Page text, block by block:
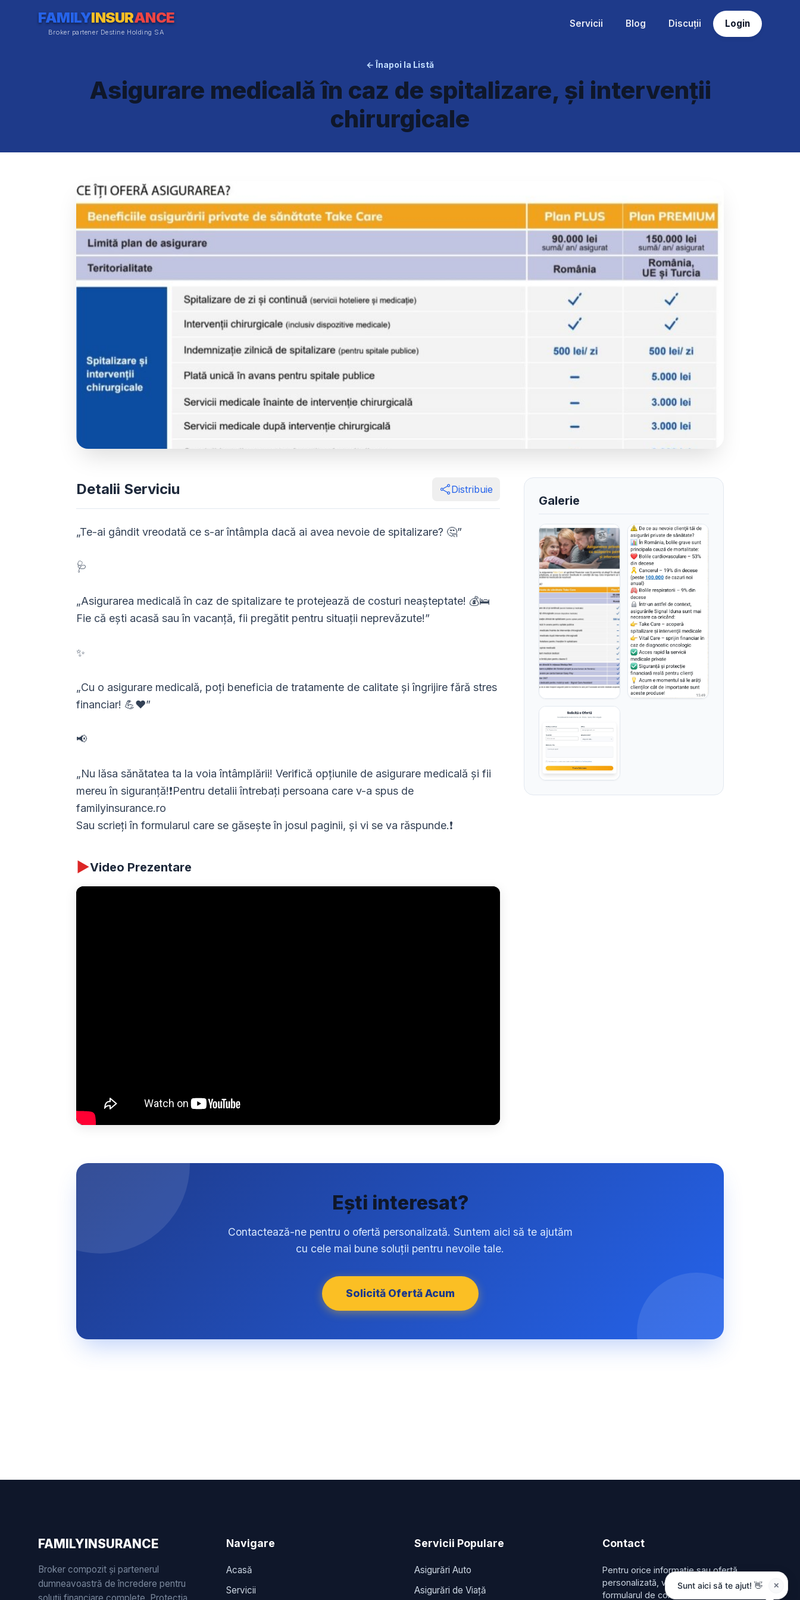
FAMILYINSURANCE
Broker partener Destine Holding SA
Servicii Blog Discuții Login
← Înapoi la Listă
Asigurare medicală în caz de spitalizare, și intervenții
chirurgicale
Detalii Serviciu Distribuie
„Te-ai gândit vreodată ce s-ar întâmpla dacă ai avea nevoie de spitalizare? 🤔”
🩺
„Asigurarea medicală în caz de spitalizare te protejează de costuri neașteptate! 💰🛌
Fie că ești acasă sau în vacanță, fii pregătit pentru situații neprevăzute!”
✨
„Cu o asigurare medicală, poți beneficia de tratamente de calitate și îngrijire fără stres
financiar! 💪❤️”
📢
„Nu lăsa sănătatea ta la voia întâmplării! Verifică opțiunile de asigurare medicală și fii
mereu în siguranță!❗Pentru detalii întrebați persoana care v-a spus de
familyinsurance.ro
Sau scrieți în formularul care se găsește în josul paginii, și vi se va răspunde.❗
▶Video Prezentare
Galerie
Ești interesat?
Contactează-ne pentru o ofertă personalizată. Suntem aici să te ajutăm
cu cele mai bune soluții pentru nevoile tale.
Solicită Ofertă Acum
FAMILYINSURANCE
Broker compozit și partenerul
dumneavoastră de încredere pentru
Navigare
Acasă
Servicii
Servicii Populare
Asigurări Auto
Asigurări de Viață
Contact
Pentru orice informație sau ofertă
personalizată, vă rugăm să folosiți
formularul de contact.